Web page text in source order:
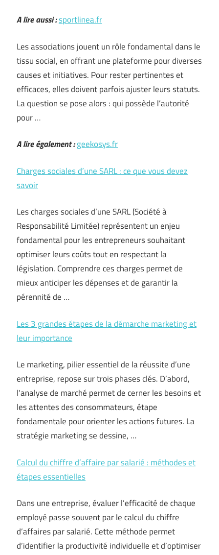
A lire aussi :sportlinea.fr
Les associations jouent un rôle fondamental dans le
tissu social, en offrant une plateforme pour diverses
causes et initiatives. Pour rester pertinentes et
efficaces, elles doivent parfois ajuster leurs statuts.
La question se pose alors : qui possède l’autorité
pour …
A lire également :geekosys.fr
Charges sociales d’une SARL : ce que vous devez
savoir
Les charges sociales d’une SARL (Société à
Responsabilité Limitée) représentent un enjeu
fondamental pour les entrepreneurs souhaitant
optimiser leurs coûts tout en respectant la
législation. Comprendre ces charges permet de
mieux anticiper les dépenses et de garantir la
pérennité de …
Les 3 grandes étapes de la démarche marketing et
leur importance
Le marketing, pilier essentiel de la réussite d’une
entreprise, repose sur trois phases clés. D’abord,
l’analyse de marché permet de cerner les besoins et
les attentes des consommateurs, étape
fondamentale pour orienter les actions futures. La
stratégie marketing se dessine, …
Calcul du chiffre d’affaire par salarié : méthodes et
étapes essentielles
Dans une entreprise, évaluer l’efficacité de chaque
employé passe souvent par le calcul du chiffre
d’affaires par salarié. Cette méthode permet
d’identifier la productivité individuelle et d’optimiser